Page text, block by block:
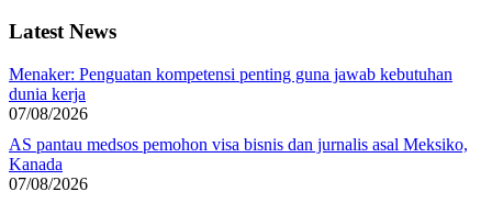
Latest News
Menaker: Penguatan kompetensi penting guna jawab kebutuhan
dunia kerja
07/08/2026
AS pantau medsos pemohon visa bisnis dan jurnalis asal Meksiko,
Kanada
07/08/2026